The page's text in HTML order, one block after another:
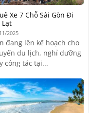
Xe 7 Chỗ Sài Gòn Đi
2025
đang lên kế hoạch cho
du lịch, nghỉ dưỡng
công tác tại...